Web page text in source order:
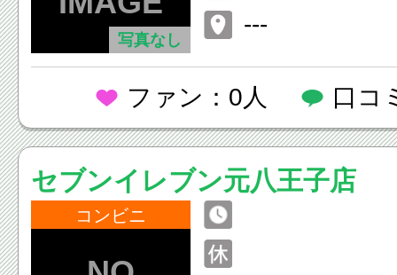
写真なし
---
ファン：0人 口コ
セブンイレブン元八王子店
コンビニ